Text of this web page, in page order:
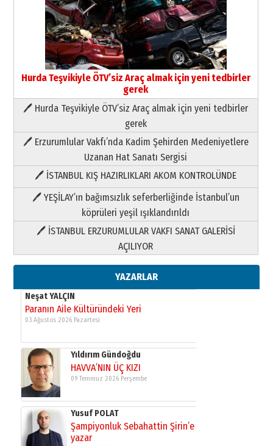
Hurda Teşvikiyle ÖTV’siz Araç almak için yeni tedbirler
gerek
🖊 Hurda Teşvikiyle ÖTV’siz Araç almak için yeni tedbirler
gerek
🖊 Erzurumlular Vakfı’nda Kadim Şehirden Medeniyetlere
Uzanan Hat Sanatı Sergisi
🖊 İSTANBUL KIŞ HAZIRLIKLARI AKOM KONTROLÜNDE
🖊 YEŞİLAY’ın bağımsızlık seferberliğinde İstanbul’un
köprüleri yeşil ışıklandırıldı
🖊 İSTANBUL ERZURUMLULAR VAKFI SANAT GALERİSİ
AÇILIYOR
YAZARLAR
Paranın Aile Kültüründeki Yeri
03 Ağustos 2026 Pazartesi
Yıldırım Gündoğdu
HAVVA’NIN ÜÇ KIZI
09 Temmuz 2026 Perşembe
Yusuf POLAT
Şampiyonluk Sebahattin Şirin’e
11 Mayıs 2026 Pazartesi
Neşat YALÇIN
Paranın Aile Kültüründeki Yeri
03 Ağustos 2026 Pazartesi
Yıldırım Gündoğdu
HAVVA’NIN ÜÇ KIZI
09 Temmuz 2026 Perşembe
Yusuf POLAT
Şampiyonluk Sebahattin Şirin’e
yazar